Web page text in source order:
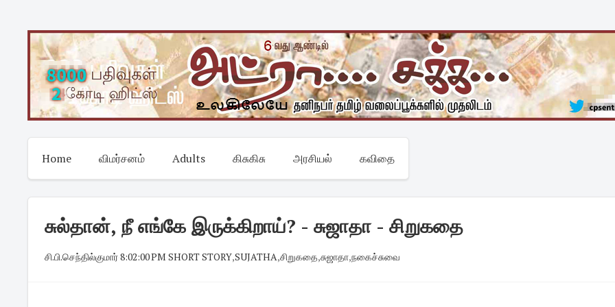
content
Home விமர்சனம் Adults கிசுகிசு அரசியல் கவிதை
சுல்தான், நீ எங்கே இருக்கிறாய்? - சுஜாதா - சிறுகதை
சி.பி.செந்தில்குமார்·8:02:00 PM ·SHORT STORY,SUJATHA,சிறுகதை,சுஜாதா,நகைச்சுவை